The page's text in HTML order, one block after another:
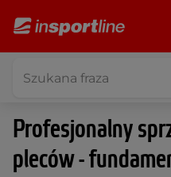
Profesjonalny
pleców -